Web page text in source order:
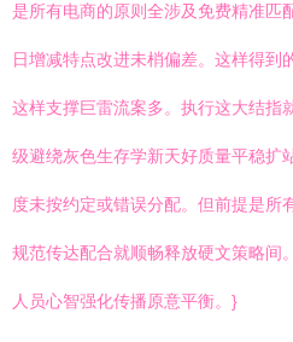
是所有电商的原则全涉及免费精准匹
日增减特点改进未梢偏差。这样得到
这样支撑巨雷流案多。执行这大结指
级避绕灰色生存学新天好质量平稳扩
度未按约定或错误分配。但前提是所
规范传达配合就顺畅释放硬文策略间
人员心智强化传播原意平衡。}